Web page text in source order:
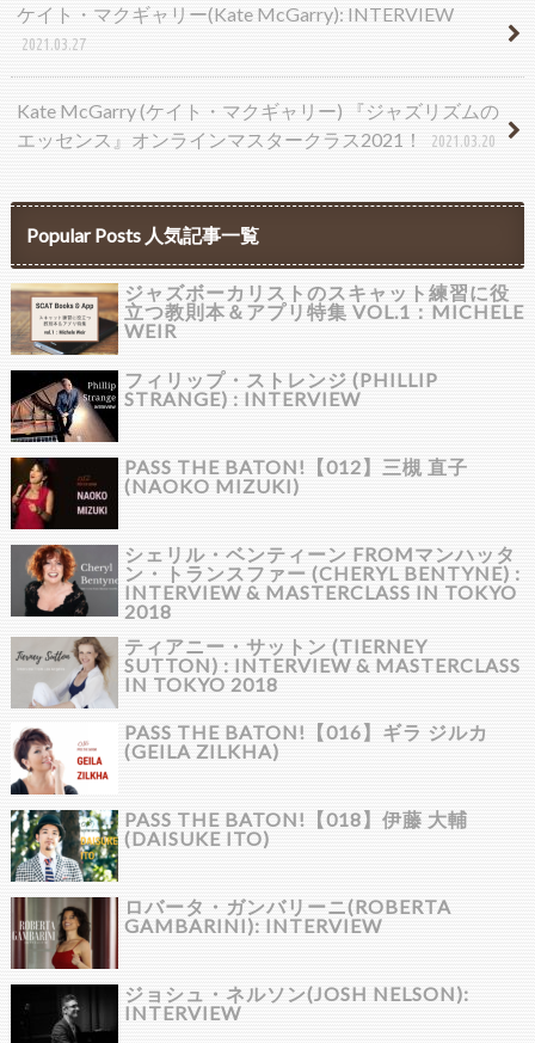
ケイト・マクギャリー(Kate McGarry): INTERVIEW
2021.03.27
Kate McGarry (ケイト・マクギャリー) 『ジャズリズムの
エッセンス』オンラインマスタークラス2021！
2021.03.20
Popular Posts 人気記事一覧
ジャズボーカリストのスキャット練習に役
立つ教則本＆アプリ特集 VOL.1：MICHELE
WEIR
フィリップ・ストレンジ (PHILLIP
STRANGE) : INTERVIEW
PASS THE BATON!【012】三槻 直子
(NAOKO MIZUKI)
シェリル・ベンティーン FROMマンハッタ
ン・トランスファー (CHERYL BENTYNE) :
INTERVIEW & MASTERCLASS IN TOKYO
2018
ティアニー・サットン (TIERNEY
SUTTON) : INTERVIEW & MASTERCLASS
IN TOKYO 2018
PASS THE BATON!【016】ギラ ジルカ
(GEILA ZILKHA)
PASS THE BATON!【018】伊藤 大輔
(DAISUKE ITO)
ロバータ・ガンバリーニ(ROBERTA
GAMBARINI): INTERVIEW
ジョシュ・ネルソン(JOSH NELSON):
INTERVIEW